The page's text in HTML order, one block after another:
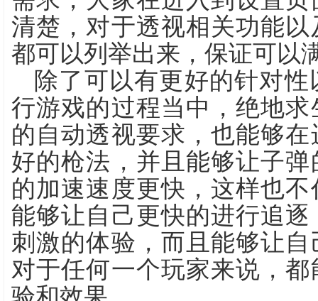
清楚，对于透视相关功能
都可以列举出来，保证可以
除了可以有更好的针对
行游戏的过程当中，绝地
的自动透视要求，也能够
好的枪法，并且能够让子
的加速速度更快，这样也
能够让自己更快的进行追
刺激的体验，而且能够让
对于任何一个玩家来说，